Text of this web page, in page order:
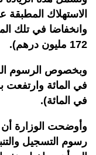
وانخفاضا في تلك
172 مليون درهم).
في المائة).
وأوضحت الوزارة أن